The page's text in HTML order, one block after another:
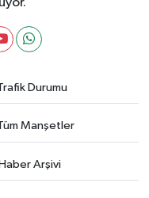
Durumu
Manşetler
Haber Arşivi